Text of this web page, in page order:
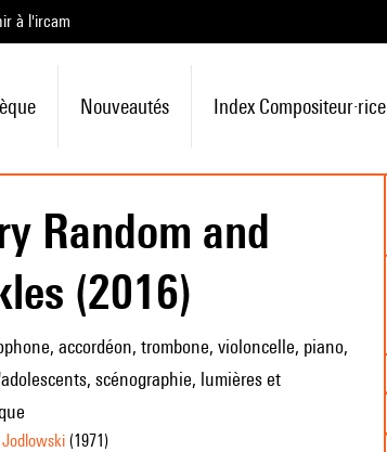
à l'ircam
Nouveautés Index Compositeur·rice
Random and
(2016)
accordéon, trombone, violoncelle, piano,
scénographie, lumières et
(1971)